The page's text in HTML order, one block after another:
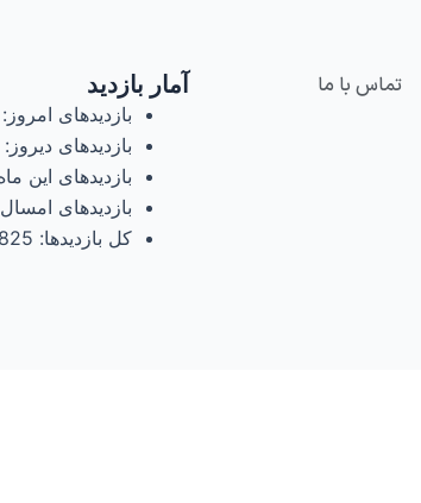
تماس با ما آمار بازدید
بازدیدهای امروز:
بازدیدهای دیروز:
بازدیدهای این
بازدیدهای
کل بازدیدها: